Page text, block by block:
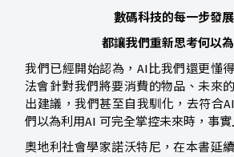
數碼科技的每一步發展
都讓我們重新思考何以為
我們已經開始認為，AI比我們還更懂
法會針對我們將要消費的物品、未來
出建議，我們甚至自我馴化，去符合
們以為利用AI 可完全掌控未來時，事實
奧地利社會學家諾沃特尼，在本書延